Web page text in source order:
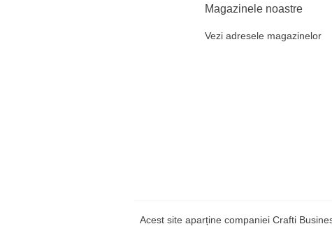
Magazinele noastre
Vezi adresele magazinelor
Acest site aparține companiei Crafti